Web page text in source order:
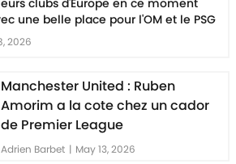
clubs d'Europe en ce moment
une belle place pour l'OM et le PSG
2026
Manchester United : Ruben
Amorim a la cote chez un cador
de Premier League
Adrien Barbet | May 13, 2026